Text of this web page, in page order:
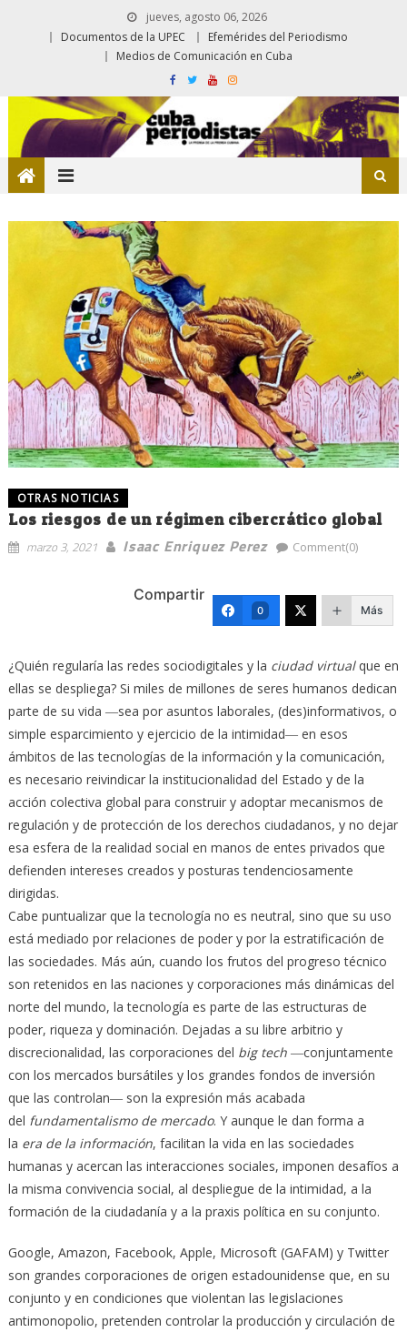
jueves, agosto 06, 2026
Documentos de la UPEC
Efemérides del Periodismo
Medios de Comunicación en Cuba
OTRAS NOTICIAS
Los riesgos de un régimen cibercrático global
marzo 3, 2021 Isaac Enriquez Perez Comment(0)
Compartir
0 Más
¿Quién regularía las redes sociodigitales y la ciudad virtualque en
ellas se despliega? Si miles de millones de seres humanos dedican
parte de su vida ―sea por asuntos laborales, (des)informativos, o
simple esparcimiento y ejercicio de la intimidad― en esos
ámbitos de las tecnologías de la información y la comunicación,
es necesario reivindicar la institucionalidad del Estado y de la
acción colectiva global para construir y adoptar mecanismos de
regulación y de protección de los derechos ciudadanos, y no dejar
esa esfera de la realidad social en manos de entes privados que
defienden intereses creados y posturas tendenciosamente
dirigidas.
Cabe puntualizar que la tecnología no es neutral, sino que su uso
está mediado por relaciones de poder y por la estratificación de
las sociedades. Más aún, cuando los frutos del progreso técnico
son retenidos en las naciones y corporaciones más dinámicas del
norte del mundo, la tecnología es parte de las estructuras de
poder, riqueza y dominación. Dejadas a su libre arbitrio y
discrecionalidad, las corporaciones del big tech ―conjuntamente
con los mercados bursátiles y los grandes fondos de inversión
que las controlan― son la expresión más acabada
del fundamentalismo de mercado. Y aunque le dan forma a
la era de la información, facilitan la vida en las sociedades
humanas y acercan las interacciones sociales, imponen desafíos a
la misma convivencia social, al despliegue de la intimidad, a la
formación de la ciudadanía y a la praxis política en su conjunto.
Google, Amazon, Facebook, Apple, Microsoft (GAFAM) y Twitter
son grandes corporaciones de origen estadounidense que, en su
conjunto y en condiciones que violentan las legislaciones
antimonopolio, pretenden controlar la producción y circulación de